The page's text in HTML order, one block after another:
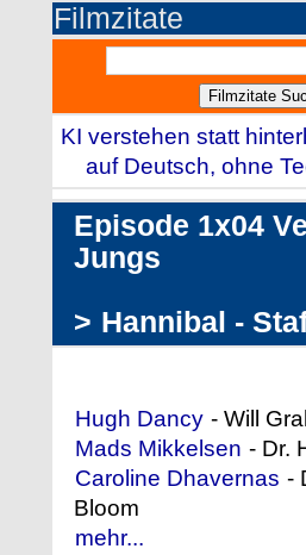
Filmzitate
KI verstehen statt
auf Deutsch, ohne
Episode 1x04
Jungs
> Hannibal -
Hugh Dancy - Will
Mads Mikkelsen - Dr.
Caroline Dhavernas -
Bloom
mehr...